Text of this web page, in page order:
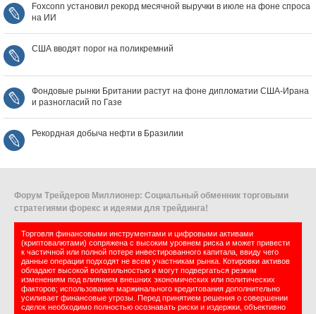
Foxconn установил рекорд месячной выручки в июле на фоне спроса
на ИИ
США вводят порог на поликремний
Фондовые рынки Британии растут на фоне дипломатии США‑Ирана
и разногласий по Газе
Рекордная добыча нефти в Бразилии
Форум Трейдеров Миллионер: Социальный обменник торговыми
стратегиями форекс и идеями для трейдинга!
Торговля финансовыми инструментами и цифровыми активами
(криптовалютами) сопряжена с высоким уровнем риска и может привести
к частичной или полной потере инвестированного капитала, ввиду чего
данные операции подходят не всем участникам рынка. Котировки активов
обладают высокой волатильностью и могут подвергаться резким
изменениям под влиянием внешних экономических или политических
факторов; использование маржинального кредитования дополнительно
усиливает финансовые угрозы. Перед принятием решения о совершении
сделок необходимо полностью осознавать риски и издержки, объективно